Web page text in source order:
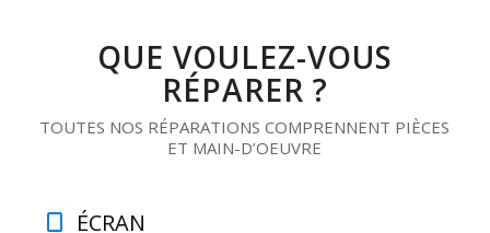
QUE VOULEZ-VOUS
RÉPARER ?
TOUTES NOS RÉPARATIONS COMPRENNENT PIÈCES
ET MAIN-D’OEUVRE
ÉCRAN